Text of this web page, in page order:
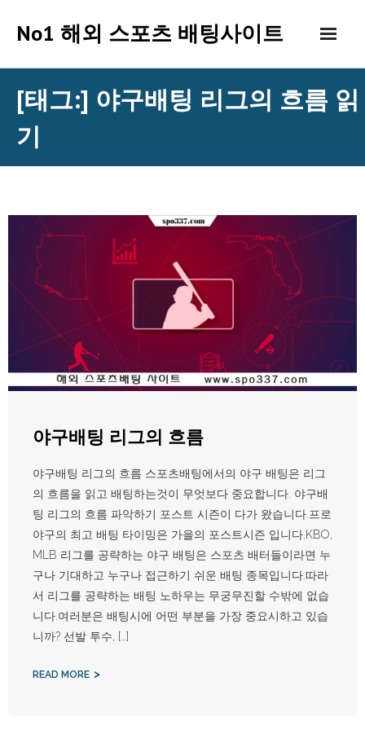
No1 해외 스포츠 배팅사이트
[태그:] 야구배팅 리그의 흐름 읽
기
야구배팅 리그의 흐름
야구배팅 리그의 흐름 스포츠배팅에서의 야구 배팅은 리그
의 흐름을 읽고 배팅하는것이 무엇보다 중요합니다. 야구배
팅 리그의 흐름 파악하기 포스트 시즌이 다가 왔습니다.프로
야구의 최고 배팅 타이밍은 가을의 포스트시즌 입니다.KBO,
MLB 리그를 공략하는 야구 배팅은 스포츠 배터들이라면 누
구나 기대하고 누구나 접근하기 쉬운 배팅 종목입니다.따라
서 리그를 공략하는 배팅 노하우는 무궁무진할 수밖에 없습
니다.여러분은 배팅시에 어떤 부분을 가장 중요시하고 있습
니까? 선발 투수, […]
READ MORE